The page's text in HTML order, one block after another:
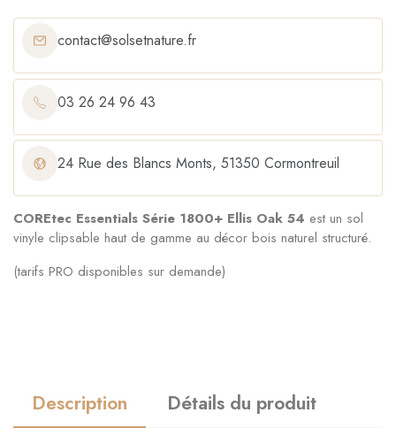
contact@solsetnature.fr
03 26 24 96 43
24 Rue des Blancs Monts, 51350 Cormontreuil
COREtec Essentials Série 1800+ Ellis Oak 54 est un sol
vinyle clipsable haut de gamme au décor bois naturel structuré.
(tarifs PRO disponibles sur demande)
Description Détails du produit